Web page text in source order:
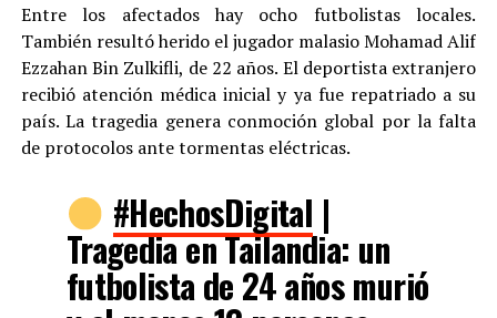
Entre los afectados hay ocho futbolistas locales.
También resultó herido el jugador malasio Mohamad Alif
Ezzahan Bin Zulkifli, de 22 años. El deportista extranjero
recibió atención médica inicial y ya fue repatriado a su
país. La tragedia genera conmoción global por la falta
de protocolos ante tormentas eléctricas.
#HechosDigital |
Tragedia en Tailandia: un
futbolista de 24 años murió